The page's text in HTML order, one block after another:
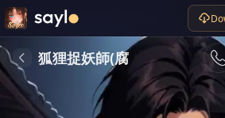
狐狸捉妖師(腐